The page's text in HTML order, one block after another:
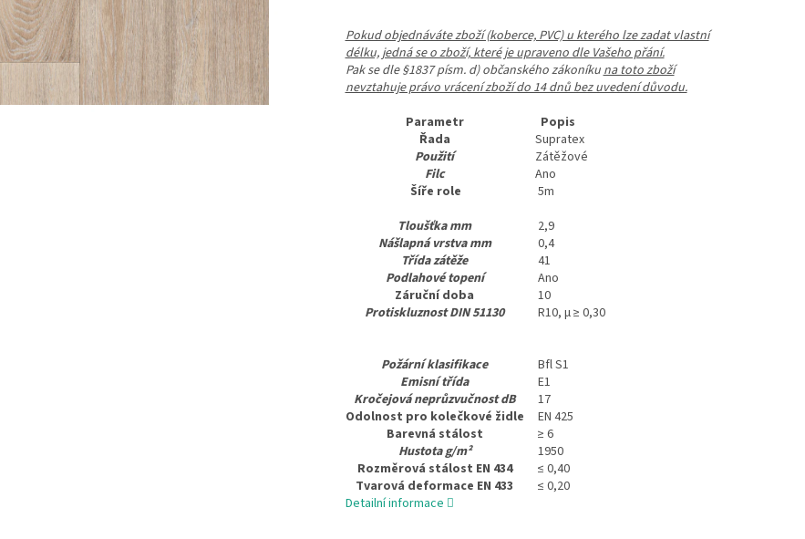
Pokud objednáváte zboží (koberce, PVC) u kterého lze zadat vlastní
délku, jedná se o zboží, které je upraveno dle Vašeho přání.
Pak se dle §1837 písm. d) občanského zákoníkuna toto zboží
nevztahuje právo vrácení zboží do 14 dnů bez uvedení důvodu.
Parametr
Popis
Řada
Supratex
Použití
Zátěžové
Filc
Ano
Šíře role
5m
Tloušťka mm
2,9
Nášlapná vrstva mm
0,4
Třída zátěže
41
Podlahové topení
Ano
Záruční doba
10
Protiskluznost DIN 51130
R10, μ ≥ 0,30
Požární klasifikace
Bfl S1
Emisní třída
E1
Kročejová neprůzvučnost dB
17
Odolnost pro kolečkové židle EN 425
Barevná stálost
≥ 6
Hustota g/m²
1950
Rozměrová stálost EN 434
≤ 0,40
Tvarová deformace EN 433
≤ 0,20
Detailní informace